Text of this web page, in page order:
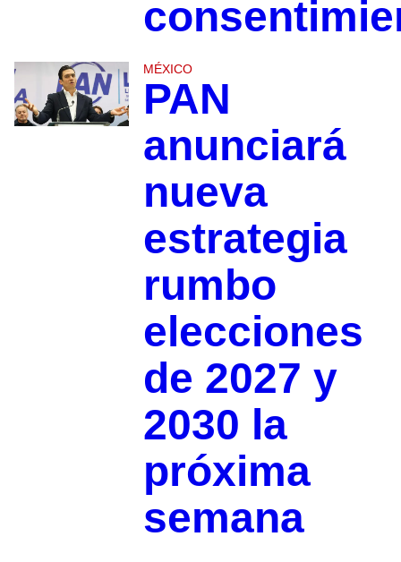
MÉXICO
PAN
anunciará
nueva
estrategia
rumbo
elecciones
de 2027 y
2030 la
próxima
semana